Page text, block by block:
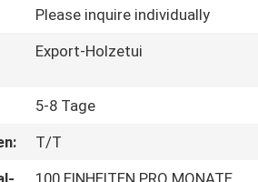
Please inquire individually
Export-Holzetui
5-8 Tage
T/T